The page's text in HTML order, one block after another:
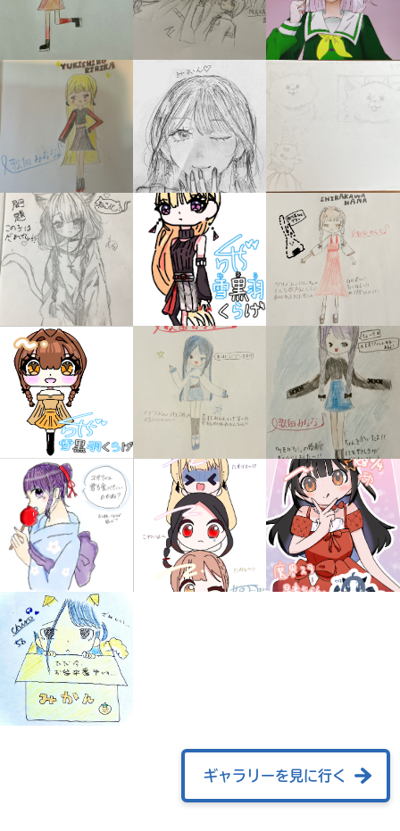
キミノラジオ配信中！
いろんな動画が
見られる
みんなの絵が
見られる
ギャラリー
ギャラリーを見に行く